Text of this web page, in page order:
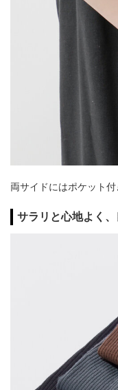
両サイドにはポケット付
サラリと心地よく